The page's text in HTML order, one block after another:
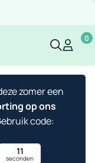
MijnMijn
0
zomer een
op ons
code:
10
seconden